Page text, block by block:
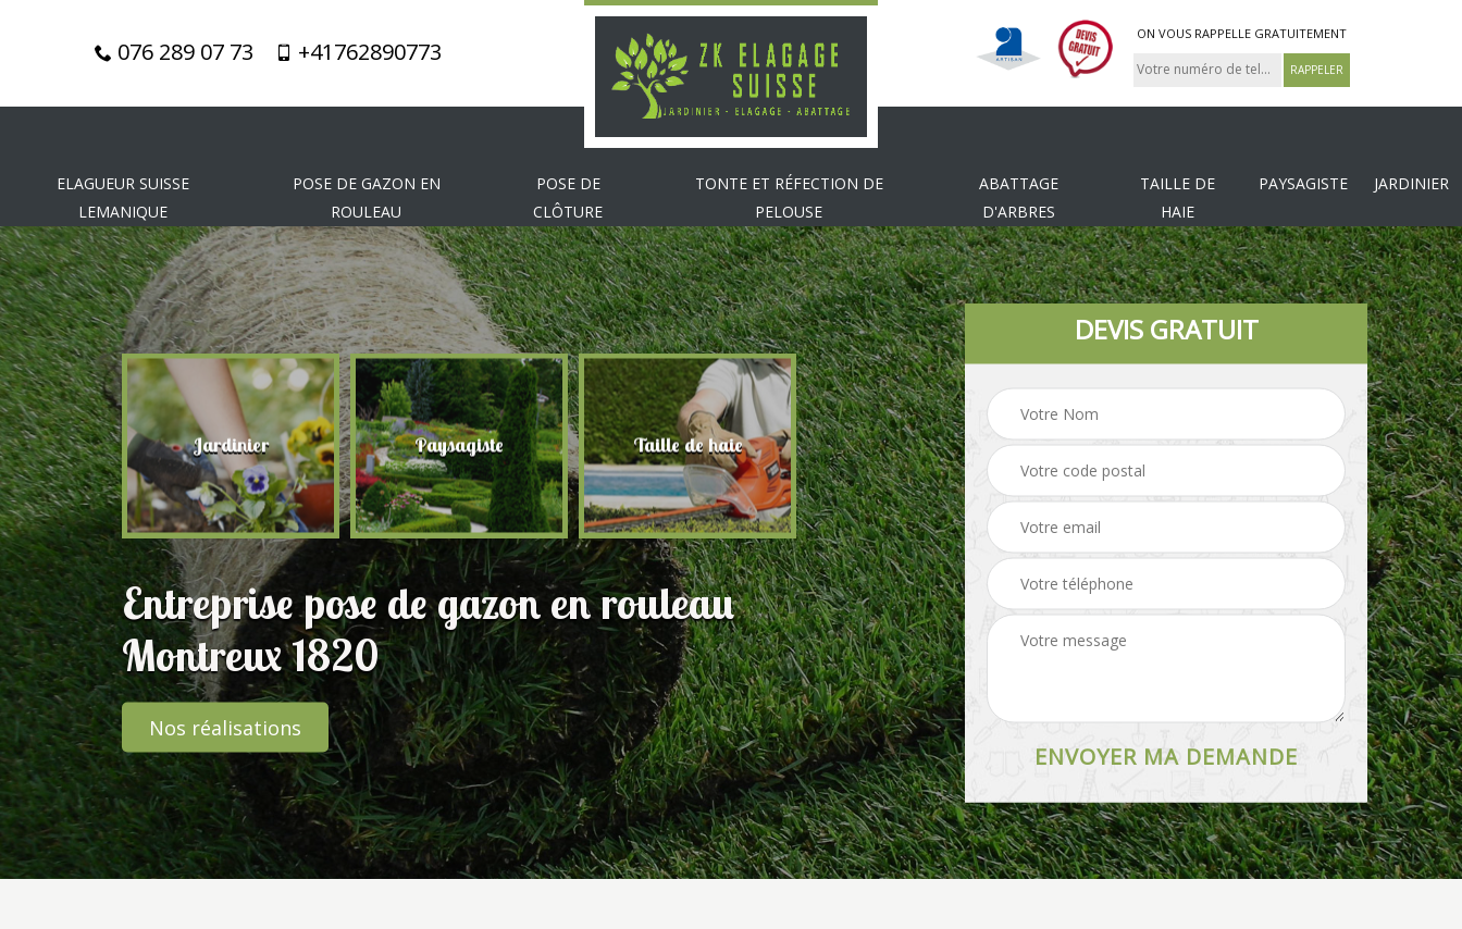
076 289 07 73 +41762890773
ON VOUS RAPPELLE GRATUITEMENT
ELAGUEUR SUISSE
LEMANIQUE
POSE DE GAZON EN
ROULEAU
POSE DE
CLÔTURE
TONTE ET RÉFECTION DE
PELOUSE
ABATTAGE
D'ARBRES
TAILLE DE
HAIE
PAYSAGISTE JARDINIER
Jardinier Paysagiste Taille de haie Abattage d'arbres Tonte et réfection de Pose de clôture
Entreprise pose de gazon en rouleau
Montreux 1820
Nos réalisations
DEVIS GRATUIT